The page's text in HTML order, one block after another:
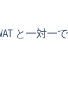
と一対